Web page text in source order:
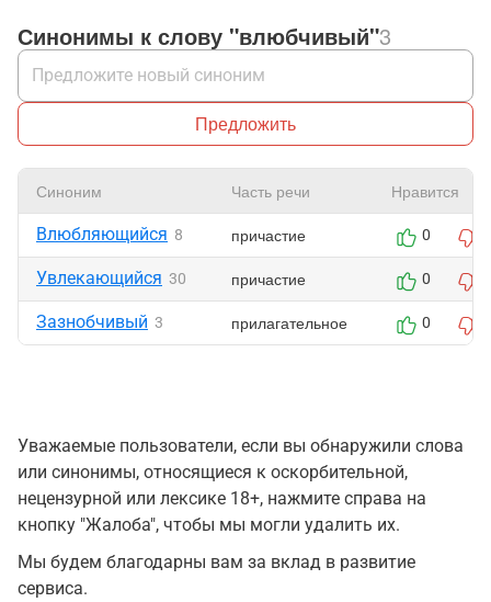
Синонимы к слову "влюбчивый"3
Предложить
Синоним Часть речи Нравится
Влюбляющийся 8 причастие 0
Увлекающийся 30 причастие 0
Зазнобчивый 3 прилагательное 0
Уважаемые пользователи, если вы обнаружили слова
или синонимы, относящиеся к оскорбительной,
нецензурной или лексике 18+, нажмите справа на
кнопку "Жалоба", чтобы мы могли удалить их.
Мы будем благодарны вам за вклад в развитие
сервиса.